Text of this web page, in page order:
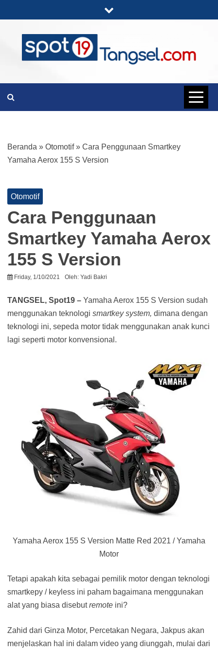
to
content
SPOT19
Beranda » Otomotif» Cara Penggunaan Smartkey
Yamaha Aerox 155 S Version
Otomotif
Cara Penggunaan
Smartkey Yamaha Aerox
155 S Version
Friday, 1/10/2021 Oleh: Yadi Bakri
TANGSEL, Spot19 – Yamaha Aerox 155 S Version sudah
menggunakan teknologi smartkey system, dimana dengan
teknologi ini, sepeda motor tidak menggunakan anak kunci
lagi seperti motor konvensional.
Yamaha Aerox 155 S Version Matte Red 2021 / Yamaha
Motor
Tetapi apakah kita sebagai pemilik motor dengan teknologi
smartkepy / keyless ini paham bagaimana menggunakan
alat yang biasa disebutremote ini?
Zahid dari Ginza Motor, Percetakan Negara, Jakpus akan
menjelaskan hal ini dalam video yang diunggah, mulai dari